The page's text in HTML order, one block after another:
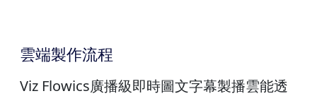
雲端製作流程
Viz Flowics廣播級即時圖文字幕製播雲能透